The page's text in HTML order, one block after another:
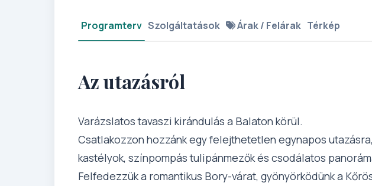
Programterv Szolgáltatások Árak / Felárak Térkép
Az utazásról
Varázslatos tavaszi kirándulás a Balaton körül.
Csatlakozzon hozzánk egy felejthetetlen egynapos
kastélyok, színpompás tulipánmezők és csodálatos
Felfedezzük a romantikus Bory-várat, gyönyörködünk a